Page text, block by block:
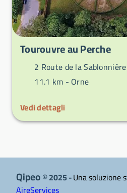
Tourouvre au Perche
2 Route de la Sablonnière
11.1 km - Orne
Vedi dettagli
Qipeo© 2025 -Una soluzione
AireServices